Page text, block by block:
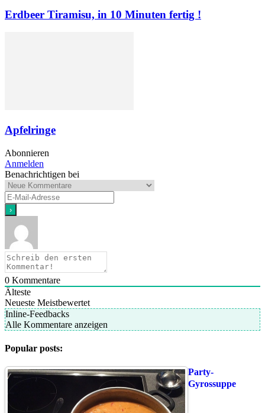
Erdbeer Tiramisu, in 10 Minuten fertig !
Apfelringe
Abonnieren
Anmelden
Benachrichtigen bei
0 Kommentare
Älteste
Neueste Meistbewertet
Inline-Feedbacks
Alle Kommentare anzeigen
Popular posts:
Party-
Gyrossuppe